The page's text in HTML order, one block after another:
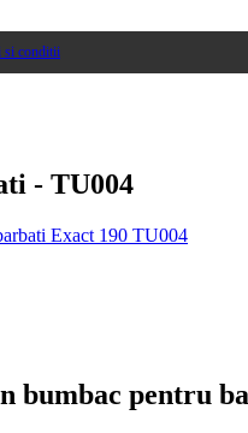
si conditii
- TU004
bumbac pentru